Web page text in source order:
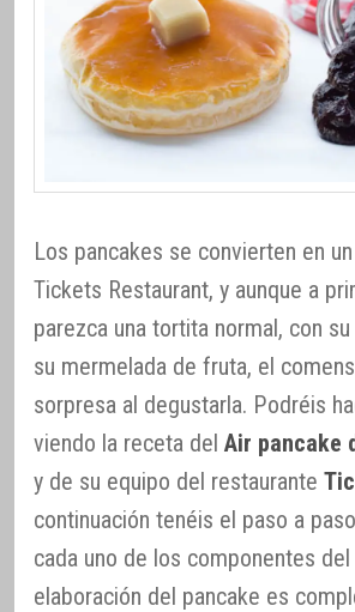
Los pancakes se convierten en
Tickets Restaurant, y aunque a
parezca una tortita normal, con
su mermelada de fruta, el
sorpresa al degustarla. Podréis
viendo la receta del Air pancake
y de su equipo del restaurante
continuación tenéis el paso a
cada uno de los componentes
elaboración del pancake es